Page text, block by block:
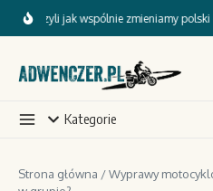
Przejdź do treści
czyli jak wspólnie zmieniamy polski
Kategorie
Strona główna /Wyprawy